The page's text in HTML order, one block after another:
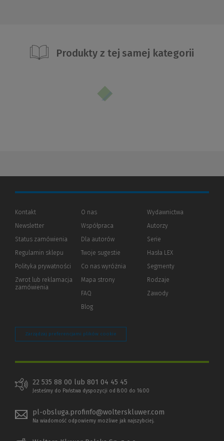
Produkty z tej samej kategorii
Kontakt
Newsletter
Status zamówienia
Regulamin sklepu
Polityka prywatności (Nowe
(Link
innej
Zwrot lub reklamacja
zamówienia
O nas
Współpraca
Dla autorów(Nowe
(Link
innej
strony)
Twoje sugestie
Co nas wyróżnia
Mapa strony
FAQ
Blog
Wydawnictwa
Autorzy
Serie
Hasła LEX
Segmenty
Rodzaje
Zawody
Zarządzaj preferencjami plików cookie
22 535 88 00 lub 801 04 45 45
Jesteśmy do Państwa dyspozycji od 8:00 do 16:00
pl-obsluga.profinfo@wolterskluwer.com
Na wiadomość odpowiemy możliwe jak najszybciej.